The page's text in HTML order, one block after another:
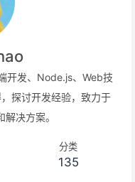
开发、Node.js、Web技
探讨开发经验，致力于
决方案。
分类
135